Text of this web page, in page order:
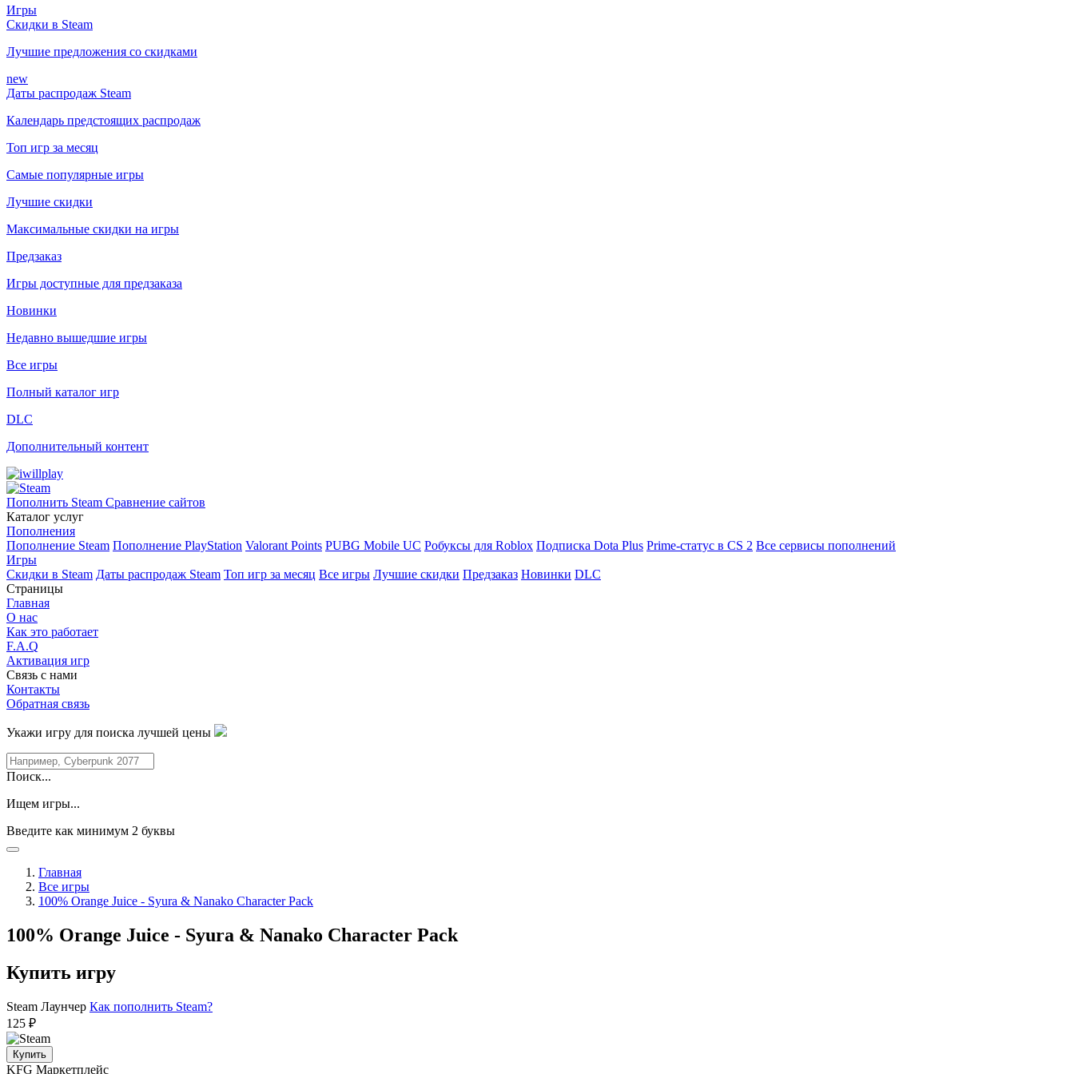
Игры
Скидки в Steam
Лучшие предложения со скидками
new
Даты распродаж Steam
Календарь предстоящих распродаж
Топ игр за месяц
Самые популярные игры
Лучшие скидки
Максимальные скидки на игры
Предзаказ
Игры доступные для предзаказа
Новинки
Недавно вышедшие игры
Все игры
Полный каталог игр
DLC
Дополнительный контент
Пополнить Steam Сравнение сайтов
Каталог услуг
Пополнения
Пополнение Steam Пополнение PlayStation Valorant Points PUBG Mobile UC Робуксы для Roblox Подписка Dota Plus Prime-статус в CS 2 Все сервисы пополнений
Игры
Скидки в Steam Даты распродаж Steam Топ игр за месяц Все игры Лучшие скидки Предзаказ Новинки DLC
Страницы
Главная
О нас
Как это работает
F.A.Q
Активация игр
Связь с нами
Контакты
Обратная связь
Укажи игру для поиска лучшей цены
Поиск...
Ищем игры...
Введите как минимум 2 буквы
Главная
Все игры
100% Orange Juice - Syura & Nanako Character Pack
100% Orange Juice - Syura & Nanako Character Pack
Купить игру
Steam Лаунчер Как пополнить Steam?
125 ₽
Купить
KFG Маркетплейс